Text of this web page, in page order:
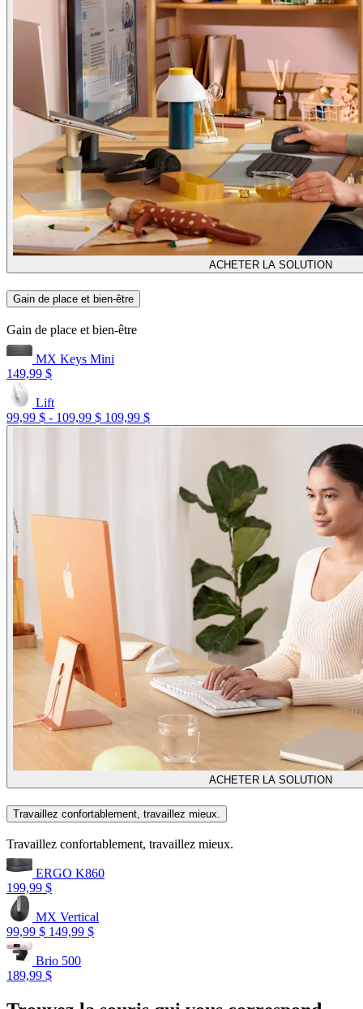
ACHETER LA SOLUTION
Gain de place et bien-être
Gain de place et bien-être
MX Keys Mini
149,99 $
Lift
99,99 $ - 109,99 $ 109,99 $
ACHETER LA SOLUTION
Travaillez confortablement, travaillez mieux.
Travaillez confortablement, travaillez mieux.
ERGO K860
199,99 $
MX Vertical
99,99 $ 149,99 $
Brio 500
189,99 $